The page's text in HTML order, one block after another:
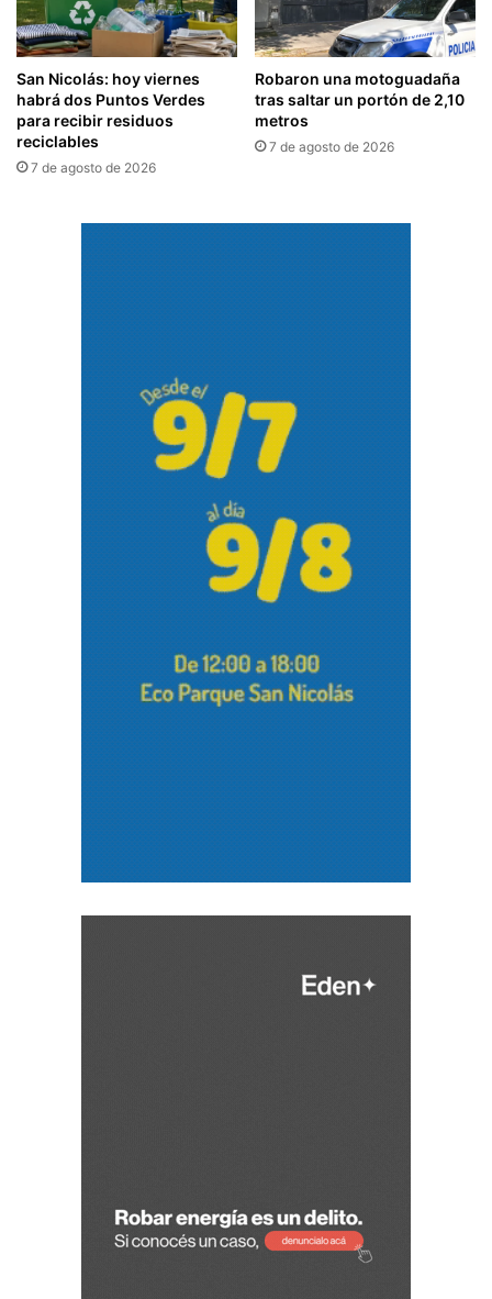
San Nicolás: hoy viernes
habrá dos Puntos Verdes
para recibir residuos
reciclables
7 de agosto de 2026
Robaron una motoguadaña
tras saltar un portón de 2,10
metros
7 de agosto de 2026